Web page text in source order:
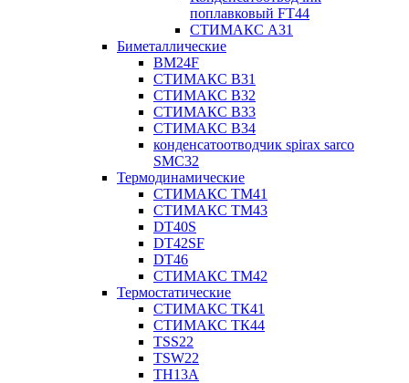
поплавковый FT44
СТИМАКС А31
Биметаллические
BM24F
СТИМАКС B31
СТИМАКС В32
СТИМАКС В33
СТИМАКС B34
конденсатоотводчик spirax sarco
SMC32
Термодинамические
СТИМАКС ТМ41
СТИМАКС ТМ43
DT40S
DT42SF
DT46
СТИМАКС ТМ42
Термостатические
СТИМАКС ТК41
СТИМАКС ТК44
TSS22
TSW22
TH13A